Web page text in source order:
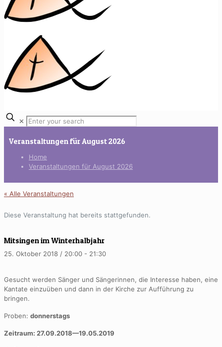
✕
Veranstaltungen für August 2026
Home
Veranstaltungen für August 2026
« Alle Veranstaltungen
Diese Veranstaltung hat bereits stattgefunden.
Mitsingen im Winterhalbjahr
25. Oktober 2018 / 20:00 - 21:30
Gesucht werden Sänger und Sängerinnen, die Interesse haben, eine
Kantate einzuüben und dann in der Kirche zur Aufführung zu
bringen.
Proben: donnerstags
Zeitraum: 27.09.2018—19.05.2019